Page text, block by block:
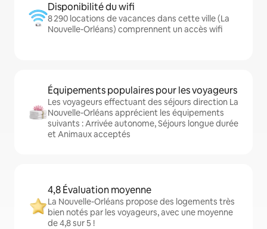
Disponibilité du wifi
8 290 locations de vacances dans cette ville (La
Nouvelle-Orléans) comprennent un accès wifi
Équipements populaires pour les voyageurs
Les voyageurs effectuant des séjours direction La
Nouvelle-Orléans apprécient les équipements
suivants : Arrivée autonome, Séjours longue durée
et Animaux acceptés
4,8 Évaluation moyenne
La Nouvelle-Orléans propose des logements très
bien notés par les voyageurs, avec une moyenne
de 4,8 sur 5 !